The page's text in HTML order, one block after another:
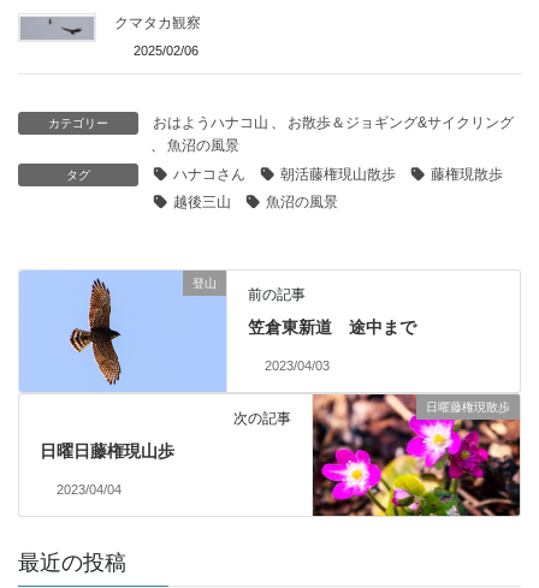
クマタカ観察
2025/02/06
カテゴリー おはようハナコ山 、
お散歩＆ジョギング&サイクリング
、
魚沼の風景
タグ ハナコさん 朝活藤権現山散歩
藤権現散歩
越後三山
魚沼の風景
登山
前の記事
笠倉東新道 途中まで
2023/04/03
日曜藤権現散歩
次の記事
日曜日藤権現山歩
2023/04/04
最近の投稿